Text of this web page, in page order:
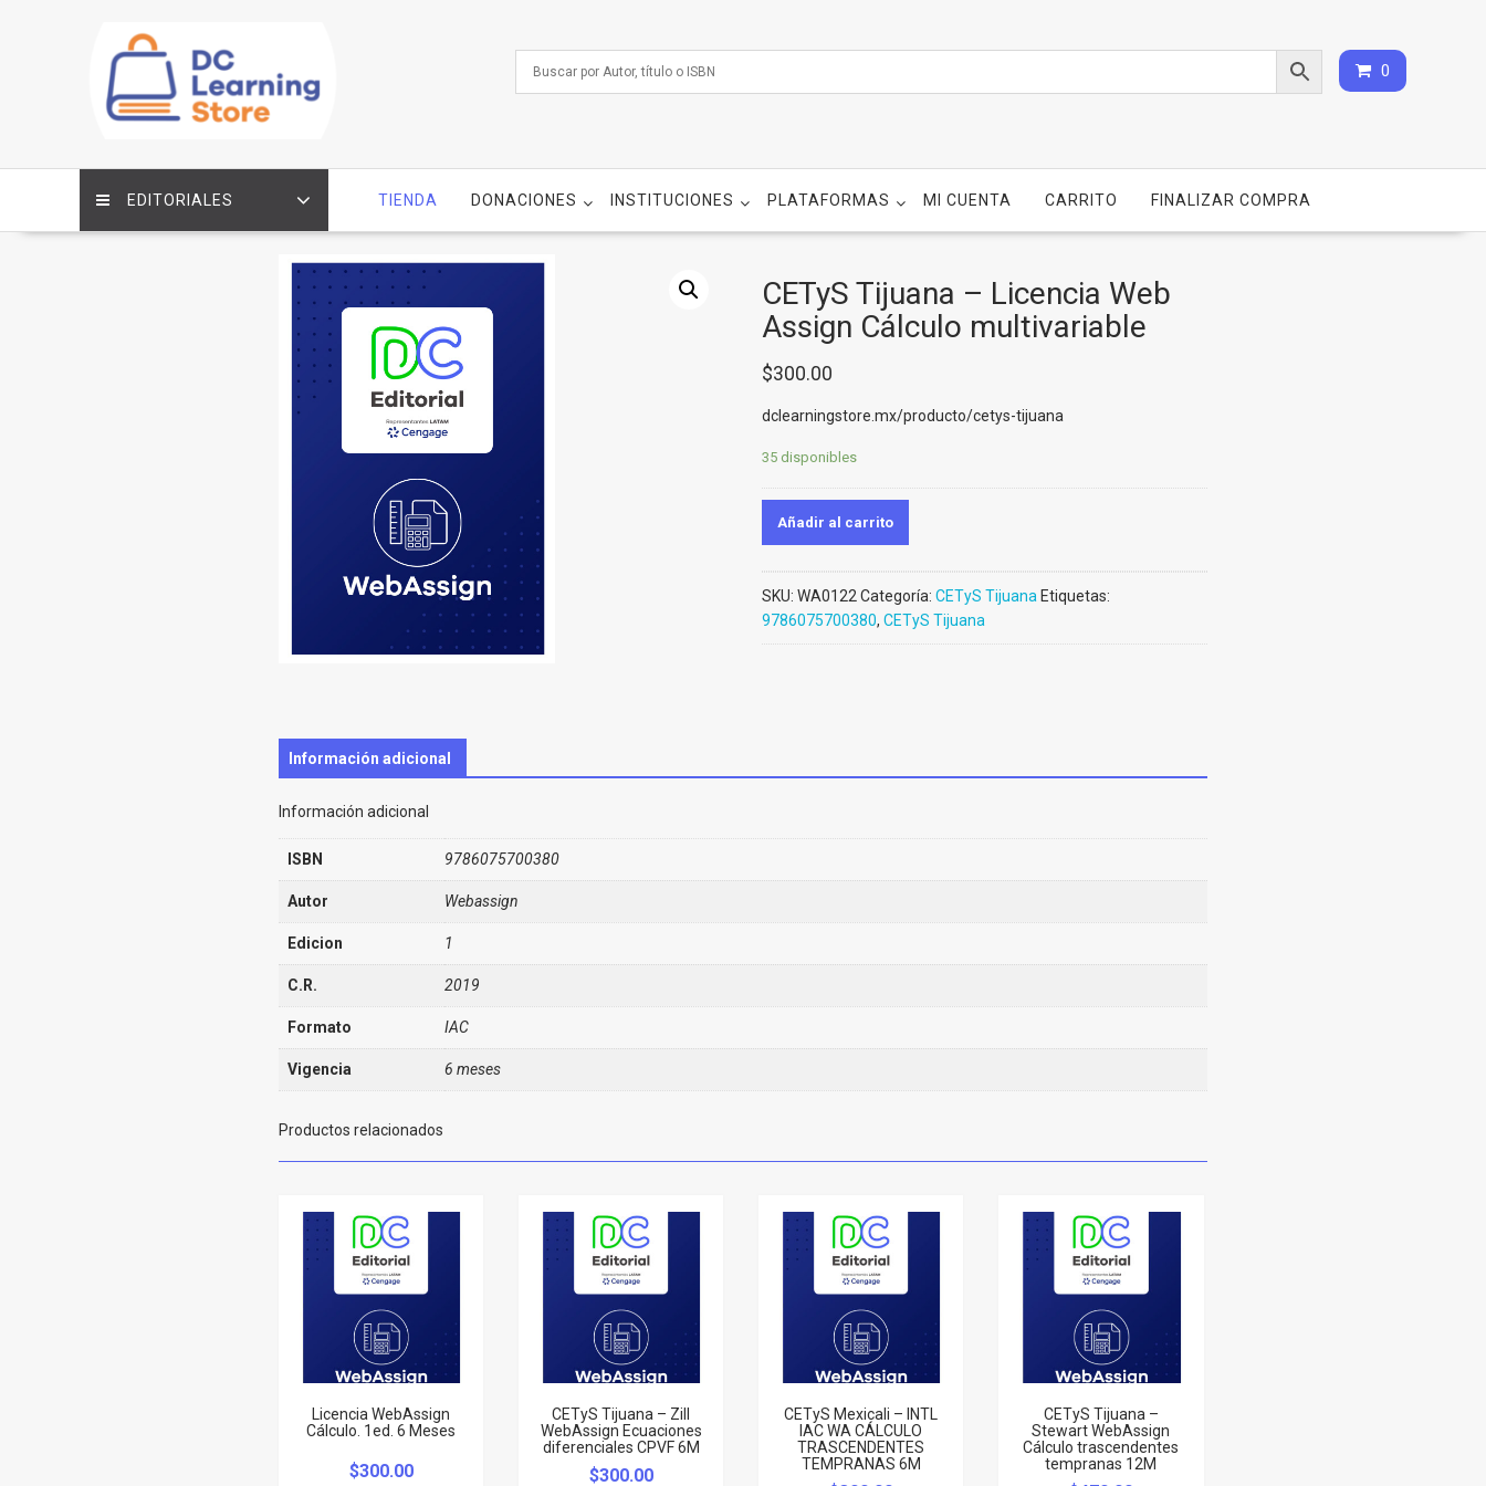
0
EDITORIALES TIENDA DONACIONES INSTITUCIONES PLATAFORMAS MI CUENTA CARRITO FINALIZAR COMPRA
CETyS Tijuana – Licencia Web
Assign Cálculo multivariable
$300.00
dclearningstore.mx/producto/cetys-tijuana
35 disponibles
Añadir al carrito
SKU: WA0122 Categoría: CETyS Tijuana Etiquetas:
9786075700380, CETyS Tijuana
Información adicional
Información adicional
ISBN 9786075700380
Autor Webassign
Edicion 1
C.R. 2019
Formato IAC
Vigencia 6 meses
Productos relacionados
Licencia WebAssign
Cálculo. 1ed. 6 Meses
$300.00
CETyS Tijuana – Zill
WebAssign Ecuaciones
diferenciales CPVF 6M
$300.00
CETyS Mexicali – INTL
IAC WA CÁLCULO
TRASCENDENTES
TEMPRANAS 6M
CETyS Tijuana –
Stewart WebAssign
Cálculo trascendentes
tempranas 12M